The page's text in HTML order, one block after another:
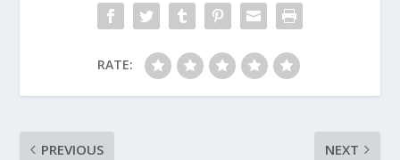
RATE:
PREVIOUS NEXT